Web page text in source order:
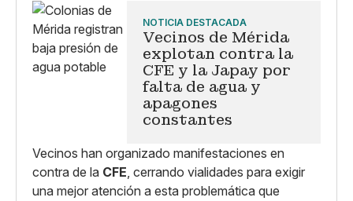
NOTICIA DESTACADA
Vecinos de Mérida
explotan contra la
CFE y la Japay por
falta de agua y
apagones
constantes
Vecinos han organizado manifestaciones en
contra de la CFE, cerrando vialidades para exigir
una mejor atención a esta problemática que